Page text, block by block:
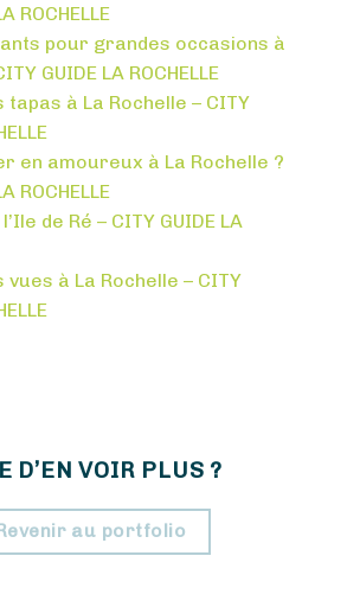
ROCHELLE
pour grandes occasions à
GUIDE LA ROCHELLE
à La Rochelle – CITY
en amoureux à La Rochelle ?
ROCHELLE
de Ré – CITY GUIDE LA
à La Rochelle – CITY
D’EN VOIR PLUS ?
au portfolio